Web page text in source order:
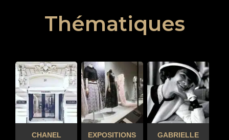
Thématiques
CHANEL EXPOSITIONS
GABRIELLE